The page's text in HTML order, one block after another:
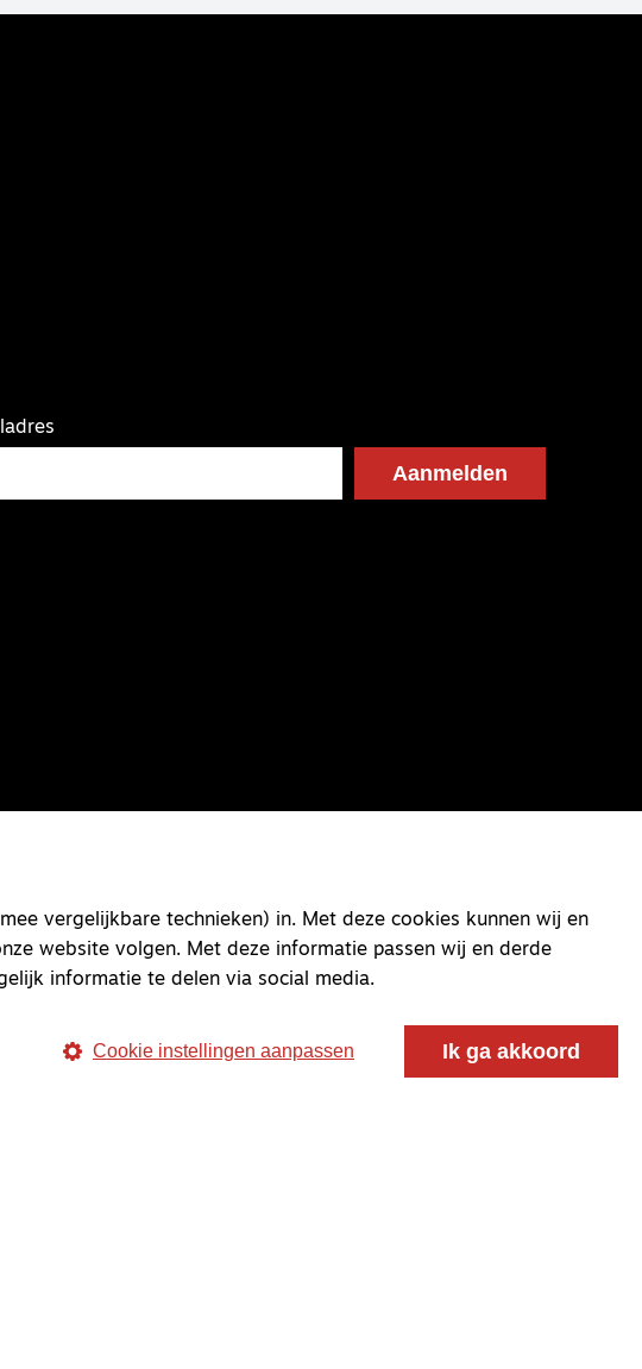
vergelijkbare technieken) in. Met deze cookies kunnen wij en
website volgen. Met deze informatie passen wij en derde
informatie te delen via social media.
Cookie instellingen aanpassen Ik ga akkoord